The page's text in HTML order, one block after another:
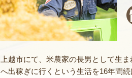
上越市にて、米農家の長男として生
へ出稼ぎに行くという生活を16年間